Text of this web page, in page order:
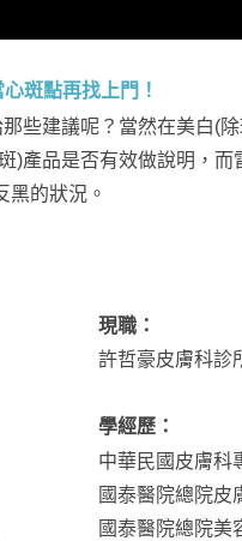
斑點再找上門！
些建議呢？當然在美白(
)產品是否有效做說明，
黑的狀況。
現職：
許哲豪皮膚科診
學經歷：
中華民國皮膚科
國泰醫院總院皮
國泰醫院總院美